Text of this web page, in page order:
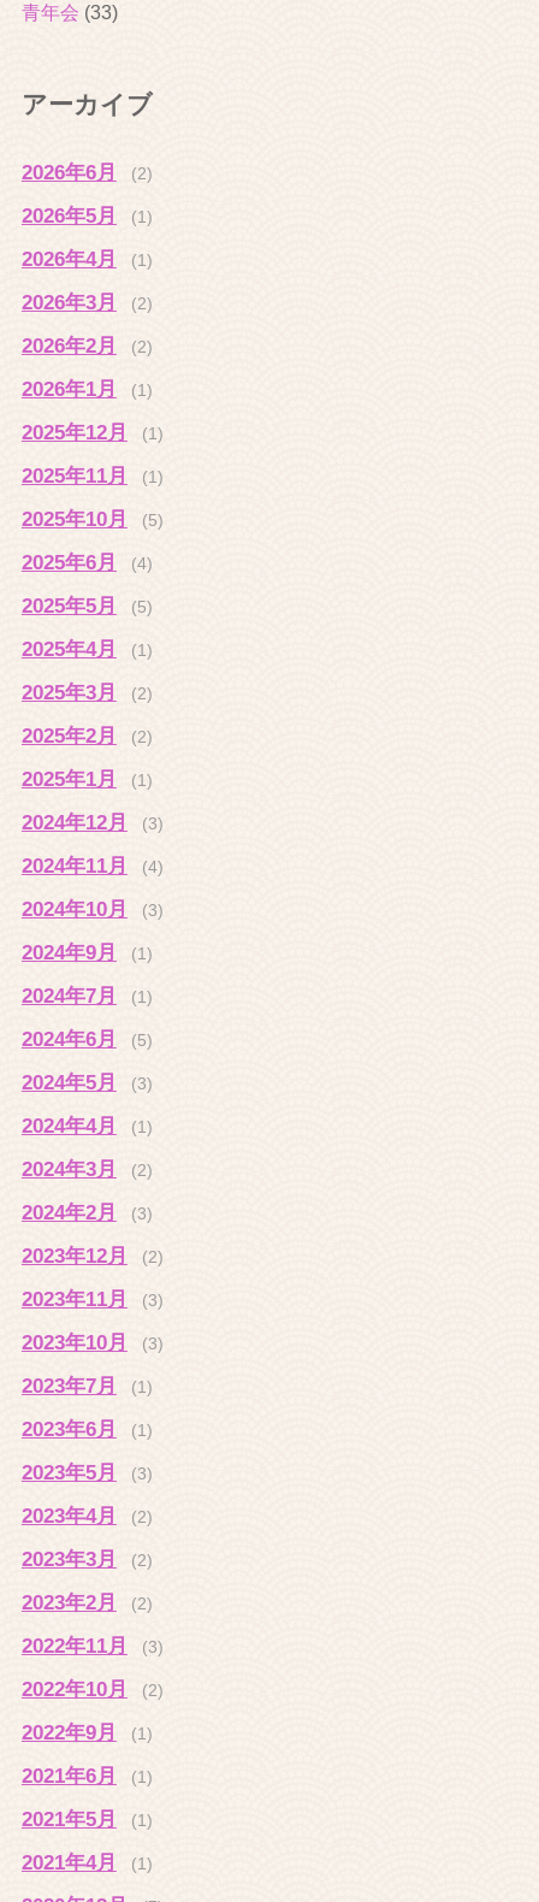
青年会 (33)
アーカイブ
2026年6月 (2)
2026年5月 (1)
2026年4月 (1)
2026年3月 (2)
2026年2月 (2)
2026年1月 (1)
2025年12月 (1)
2025年11月 (1)
2025年10月 (5)
2025年6月 (4)
2025年5月 (5)
2025年4月 (1)
2025年3月 (2)
2025年2月 (2)
2025年1月 (1)
2024年12月 (3)
2024年11月 (4)
2024年10月 (3)
2024年9月 (1)
2024年7月 (1)
2024年6月 (5)
2024年5月 (3)
2024年4月 (1)
2024年3月 (2)
2024年2月 (3)
2023年12月 (2)
2023年11月 (3)
2023年10月 (3)
2023年7月 (1)
2023年6月 (1)
2023年5月 (3)
2023年4月 (2)
2023年3月 (2)
2023年2月 (2)
2022年11月 (3)
2022年10月 (2)
2022年9月 (1)
2021年6月 (1)
2021年5月 (1)
2021年4月 (1)